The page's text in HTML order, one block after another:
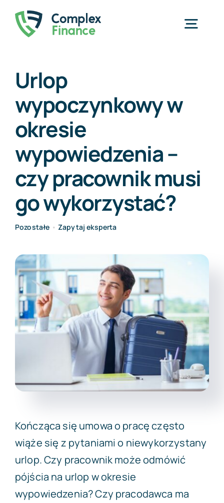
Przejdź
zawartości
O nas
Cennik
Blog
Kontakt
Urlop
wypoczynkowy w
okresie
wypowiedzenia –
czy pracownik musi
go wykorzystać?
Pozostałe • Zapytaj eksperta
Kończąca się umowa o pracę często
wiąże się z pytaniami o niewykorzystany
urlop. Czy pracownik może odmówić
pójścia na urlop w okresie
wypowiedzenia? Czy pracodawca ma